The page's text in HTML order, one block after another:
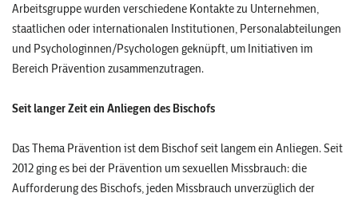
Arbeitsgruppe wurden verschiedene Kontakte zu Unternehmen,
staatlichen oder internationalen Institutionen, Personalabteilungen
und Psychologinnen/Psychologen geknüpft, um Initiativen im
Bereich Prävention zusammenzutragen.
Seit langer Zeit ein Anliegen des Bischofs
Das Thema Prävention ist dem Bischof seit langem ein Anliegen. Seit
2012 ging es bei der Prävention um sexuellen Missbrauch: die
Aufforderung des Bischofs, jeden Missbrauch unverzüglich der